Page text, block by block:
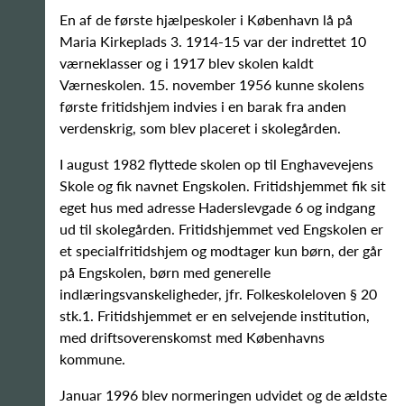
En af de første hjælpeskoler i København lå på
Maria Kirkeplads 3. 1914-15 var der indrettet 10
værneklasser og i 1917 blev skolen kaldt
Værneskolen. 15. november 1956 kunne skolens
første fritidshjem indvies i en barak fra anden
verdenskrig, som blev placeret i skolegården.
I august 1982 flyttede skolen op til Enghavevejens
Skole og fik navnet Engskolen. Fritidshjemmet fik sit
eget hus med adresse Haderslevgade 6 og indgang
ud til skolegården. Fritidshjemmet ved Engskolen er
et specialfritidshjem og modtager kun børn, der går
på Engskolen, børn med generelle
indlæringsvanskeligheder, jfr. Folkeskoleloven § 20
stk.1. Fritidshjemmet er en selvejende institution,
med driftsoverenskomst med Københavns
kommune.
Januar 1996 blev normeringen udvidet og de ældste